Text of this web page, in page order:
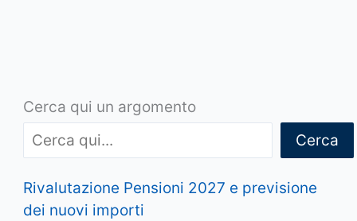
Cerca qui un argomento
Cerca
Rivalutazione Pensioni 2027 e previsione
dei nuovi importi